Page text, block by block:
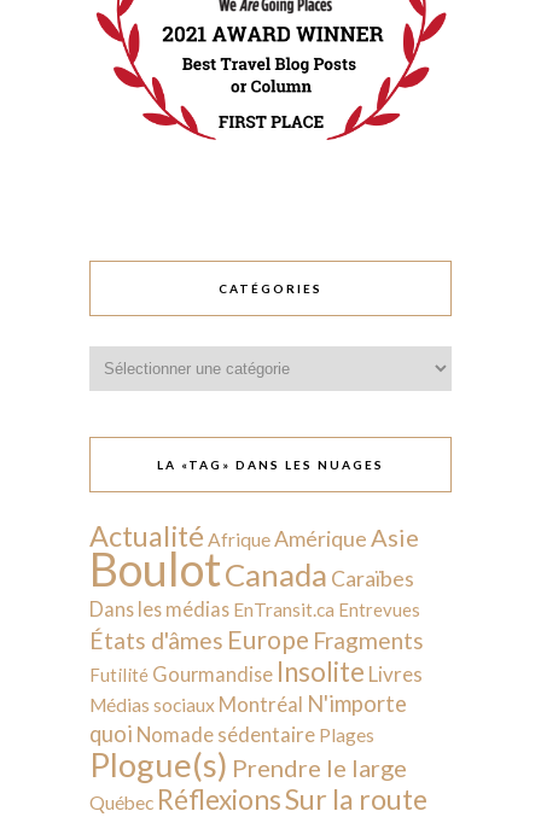
CATÉGORIES
LA «TAG» DANS LES NUAGES
Actualité AfriqueAmérique Asie
BoulotCanada Caraïbes
Dans les médias EnTransit.ca Entrevues
États d'âmes Europe Fragments
Futilité Gourmandise Insolite Livres
Médias sociaux Montréal N'importe
quoi Nomade sédentaire Plages
Plogue(s) Prendre le large
Québec RéflexionsSur la route